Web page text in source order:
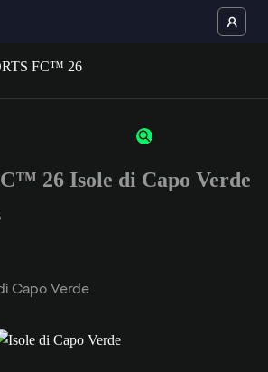
26 Isole di Capo Verde
Capo Verde